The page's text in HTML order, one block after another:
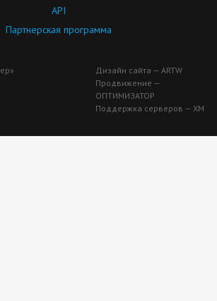
API
Партнерская программа
Дизайн сайта — ARTW
Продвижение —
ОПТИМИЗАТОР
Поддержка серверов — ХМ